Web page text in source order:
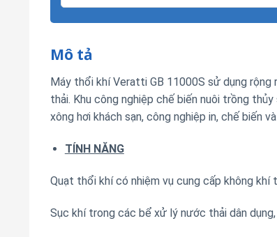
Mô tả
Máy thổi khí Veratti GB 11000S sử dụng
thải. Khu công nghiệp chế biến nuôi trồng
xông hơi khách sạn, công nghiệp in, chế biến
TÍNH NĂNG
Quạt thổi khí có nhiệm vụ cung cấp không khí
Sục khí trong các bể xử lý nước thải dân